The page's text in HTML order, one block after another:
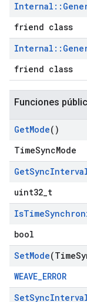
Internal ::
friend class
Internal ::
friend class
Funciones
GetMode()
TimeSyncMode
GetSync
uint32_t
IsTime
bool
SetMode(Time
WEAVE_ERROR
SetSync